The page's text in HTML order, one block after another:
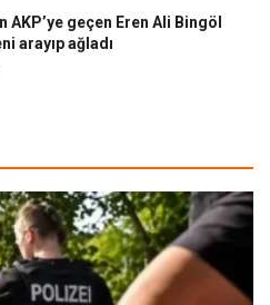
AKP’ye geçen Eren Ali Bingöl
arayıp ağladı